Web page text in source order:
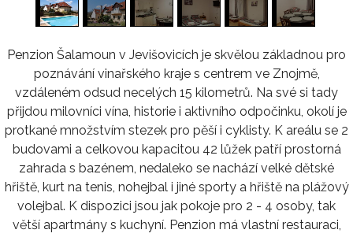
Penzion Šalamoun v Jevišovicích je skvělou základnou pro
poznávání vinařského kraje s centrem ve Znojmě,
vzdáleném odsud necelých 15 kilometrů. Na své si tady
přijdou milovníci vína, historie i aktivního odpočinku, okolí je
protkané množstvím stezek pro pěší i cyklisty. K areálu se 2
budovami a celkovou kapacitou 42 lůžek patří prostorná
zahrada s bazénem, nedaleko se nachází velké dětské
hřiště, kurt na tenis, nohejbal i jiné sporty a hřiště na plážový
volejbal. K dispozici jsou jak pokoje pro 2 - 4 osoby, tak
větší apartmány s kuchyní. Penzion má vlastní restauraci,